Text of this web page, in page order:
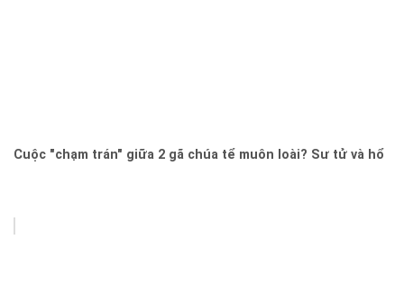
Cuộc "chạm trán" giữa 2 gã chúa tể muôn loài? Sư tử và hổ